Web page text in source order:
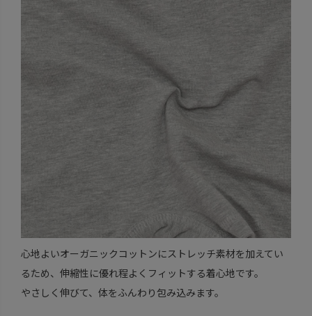
心地よいオーガニックコットンにストレッチ素材を加えてい
るため、伸縮性に優れ程よくフィットする着心地です。
やさしく伸びて、体をふんわり包み込みます。